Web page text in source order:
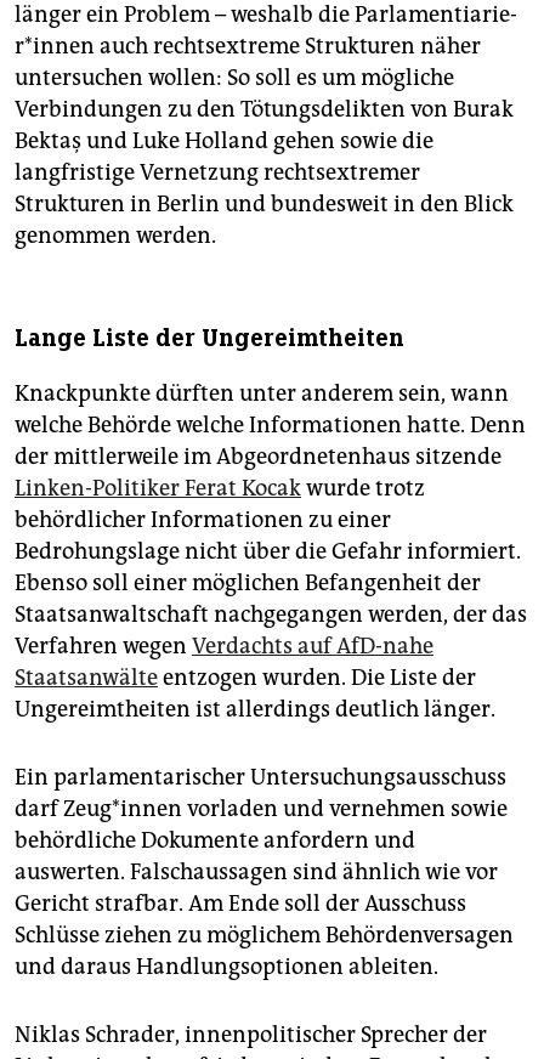
länger ein Problem – weshalb die Par­la­men­tia­rie­
r*in­nen auch rechtsextreme Strukturen näher
untersuchen wollen: So soll es um mögliche
Verbindungen zu den Tötungsdelikten von Burak
Bektaş und Luke Holland gehen sowie die
langfristige Vernetzung rechtsextremer
Strukturen in Berlin und bundesweit in den Blick
genommen werden.
Lange Liste der Ungereimtheiten
Knackpunkte dürften unter anderem sein, wann
welche Behörde welche Informationen hatte. Denn
der mittlerweile im Abgeordnetenhaus sitzende
Linken-Politiker Ferat Kocakwurde trotz
behördlicher Informationen zu einer
Bedrohungslage nicht über die Gefahr informiert.
Ebenso soll einer möglichen Befangenheit der
Staatsanwaltschaft nachgegangen werden, der das
Verfahren wegen Verdachts auf AfD-nahe
Staatsanwälteentzogen wurden. Die Liste der
Ungereimtheiten ist allerdings deutlich länger.
Ein parlamentarischer Untersuchungsausschuss
darf Zeu­g*in­nen vorladen und vernehmen sowie
behördliche Dokumente anfordern und
auswerten. Falschaussagen sind ähnlich wie vor
Gericht strafbar. Am Ende soll der Ausschuss
Schlüsse ziehen zu möglichem Behördenversagen
und daraus Handlungsoptionen ableiten.
Niklas Schrader, innenpolitischer Sprecher der